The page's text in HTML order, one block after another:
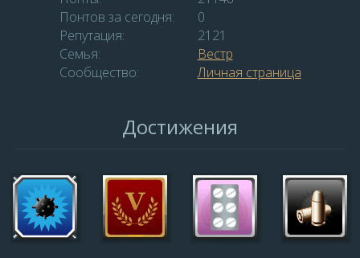
Понтов за сегодня:
0
Репутация:
2121
Семья:
Вестр
Сообщество:
Личная страница
Достижения